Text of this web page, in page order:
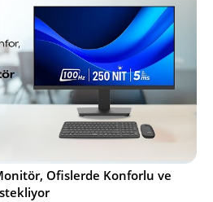
Ofislerde Konforlu ve